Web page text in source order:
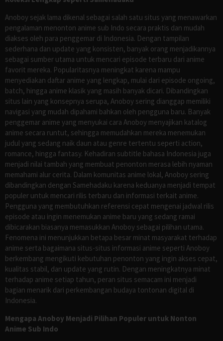
Anoboy sejak lama dikenal sebagai salah satu situs yang menawarkan
pengalaman menonton anime sub Indo secara praktis dan mudah
diakses oleh para penggemar di Indonesia. Dengan tampilan
sederhana dan update yang konsisten, banyak orang menjadikannya
sebagai sumber utama untuk mencari episode terbaru dari anime
favorit mereka. Popularitasnya meningkat karena mampu
menyediakan daftar anime yang lengkap, mulai dari episode ongoing,
batch, hingga anime klasik yang masih banyak dicari. Dibandingkan
situs lain yang konsepnya serupa, Anoboy sering dianggap memiliki
navigasi yang mudah dipahami bahkan oleh pengguna baru. Banyak
penggemar anime yang menyukai cara Anoboy menyajikan katalog
anime secara runtut, sehingga memudahkan mereka menemukan
judul yang sedang naik daun atau genre tertentu seperti action,
romance, hingga fantasy. Kehadiran subtitle bahasa Indonesia juga
menjadi nilai tambah yang membuat penonton merasa lebih nyaman
memahami alur cerita. Dalam komunitas anime lokal, Anoboy sering
dibandingkan dengan Samehadaku karena keduanya menjadi tempat
populer untuk mencari rilis terbaru dan informasi terkait anime.
Pengguna yang membutuhkan referensi cepat mengenai jadwal rilis
episode atau ingin menemukan anime baru yang sedang ramai
dibicarakan biasanya memasukkan Anoboy sebagai pilihan utama.
Fenomena ini menunjukkan betapa besar minat masyarakat terhadap
anime serta bagaimana situs-situs informasi anime seperti Anoboy
berkembang mengikuti kebutuhan penonton yang ingin akses cepat,
kualitas stabil, dan update yang rutin. Dengan meningkatnya minat
terhadap anime setiap tahun, peran situs semacam ini menjadi
bagian menarik dari perkembangan budaya tontonan digital di
Indonesia.
Mengapa Anoboy Menjadi Pilihan Populer untuk Nonton
Anime Sub Indo